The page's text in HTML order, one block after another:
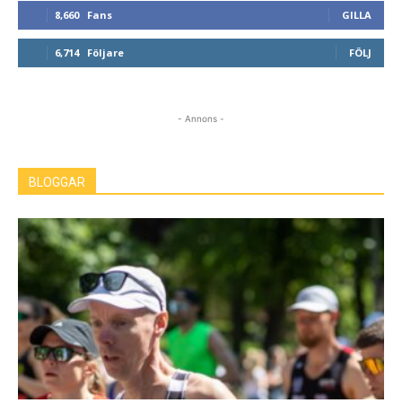
8,660 Fans GILLA
6,714 Följare FÖLJ
- Annons -
BLOGGAR